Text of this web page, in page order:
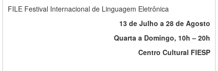
FILE Festival Internacional de Linguagem Eletrônica
13 de Julho a 28 de Agosto
Quarta a Domingo, 10h – 20h
Centro Cultural FIESP